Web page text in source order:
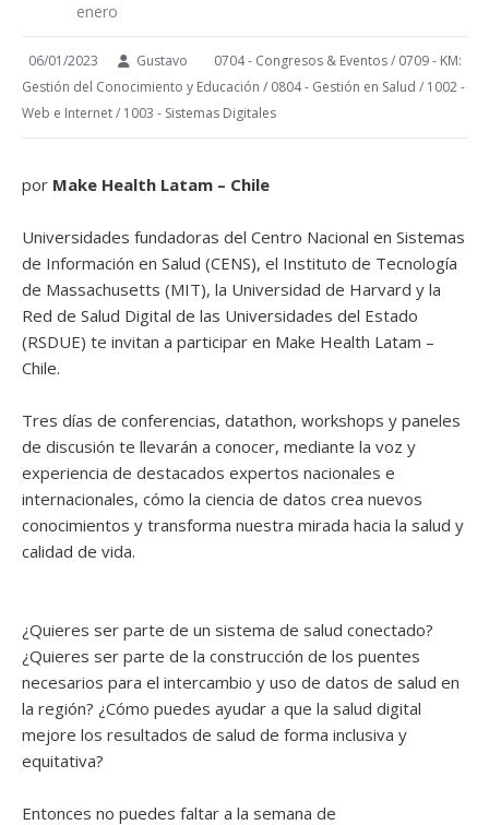
enero
06/01/2023 Gustavo 0704 - Congresos & Eventos/ 0709 - KM:
Gestión del Conocimiento y Educación / 0804 - Gestión en Salud / 1002 -
Web e Internet/ 1003 - Sistemas Digitales
por Make Health Latam – Chile
Universidades fundadoras del Centro Nacional en Sistemas
de Información en Salud (CENS), el Instituto de Tecnología
de Massachusetts (MIT), la Universidad de Harvard y la
Red de Salud Digital de las Universidades del Estado
(RSDUE) te invitan a participar en Make Health Latam –
Chile.
Tres días de conferencias, datathon, workshops y paneles
de discusión te llevarán a conocer, mediante la voz y
experiencia de destacados expertos nacionales e
internacionales, cómo la ciencia de datos crea nuevos
conocimientos y transforma nuestra mirada hacia la salud y
calidad de vida.
¿Quieres ser parte de un sistema de salud conectado?
¿Quieres ser parte de la construcción de los puentes
necesarios para el intercambio y uso de datos de salud en
la región? ¿Cómo puedes ayudar a que la salud digital
mejore los resultados de salud de forma inclusiva y
equitativa?
Entonces no puedes faltar a la semana de